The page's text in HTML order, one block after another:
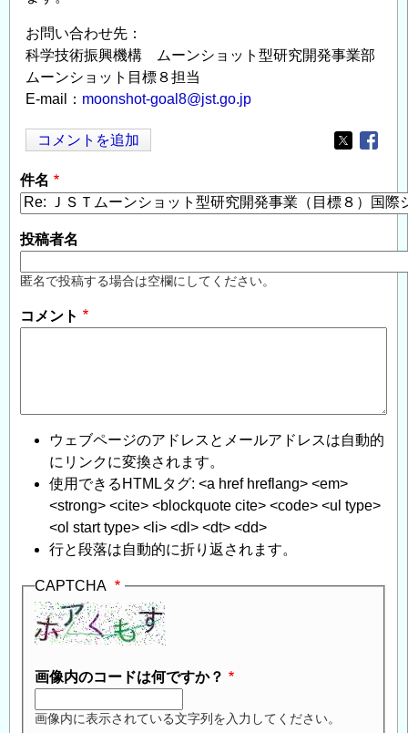
お問い合わせ先：
科学技術振興機構 ムーンショット型研究開発事業部
ムーンショット目標８担当
E-mail： moonshot-goal8@jst.go.jp
コメントを追加
Opens in
件名
投稿者名
匿名で投稿する場合は空欄にしてください。
コメント
ウェブページのアドレスとメールアドレスは自動的
にリンクに変換されます。
使用できるHTMLタグ: <a href hreflang> <em>
<strong> <cite> <blockquote cite> <code> <ul type>
<ol start type> <li> <dl> <dt> <dd>
行と段落は自動的に折り返されます。
CAPTCHA
画像内のコードは何ですか？
画像内に表示されている文字列を入力してください。